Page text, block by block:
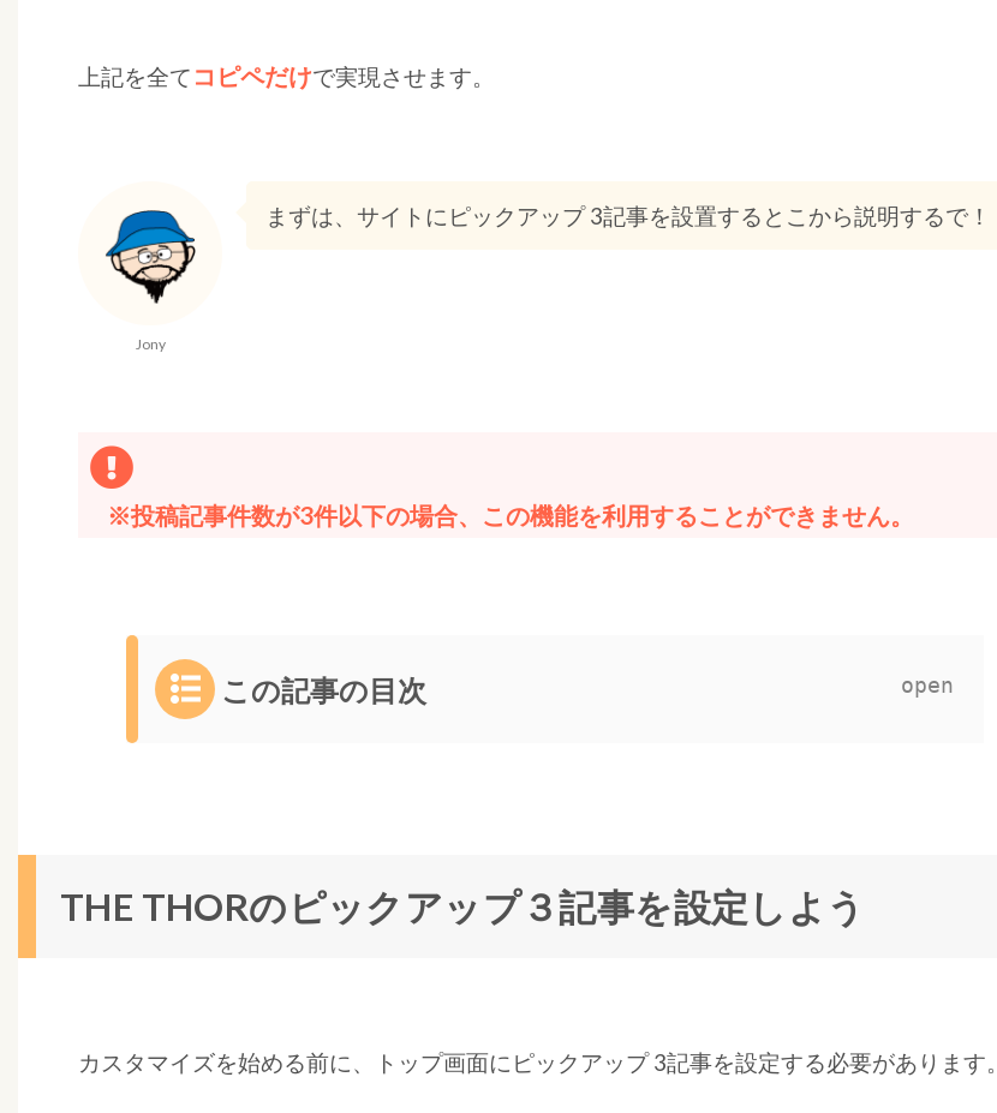
上記を全て コピペだけで実現させます。
Jony
まずは、サイトにピックアップ 3記事を設置するとこから説明するで！
※投稿記事件数が3件以下の場合、この機能を利用することができません。
この記事の目次
T
H
ピ
THE THORのピックアップ３記事を設定しよう
カスタマイズを始める前に、トップ画面にピックアップ 3記事を設定する必要があります。